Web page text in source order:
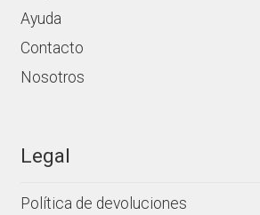
Ayuda
Contacto
Nosotros
Legal
Política de devoluciones